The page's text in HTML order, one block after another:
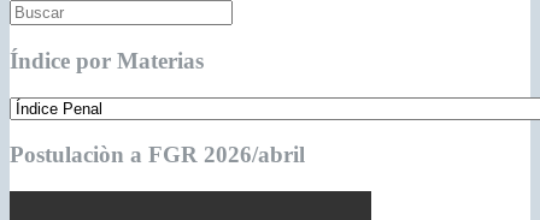
Índice por Materias
Postulaciòn a FGR 2026/abril